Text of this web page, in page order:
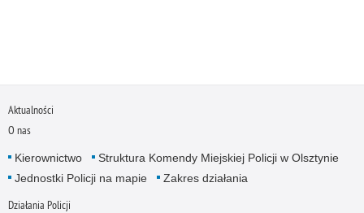
Aktualności
O nas
Kierownictwo
Struktura Komendy Miejskiej Policji w Olsztynie
Jednostki Policji na mapie
Zakres działania
Działania Policji